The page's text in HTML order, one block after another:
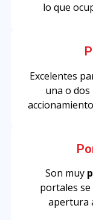
lo que
Excelentes
una o
Son muy
portales
apertura